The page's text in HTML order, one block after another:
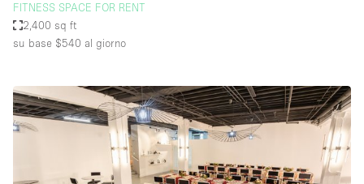
FITNESS SPACE FOR RENT
2,400 sq ft
su base $540 al giorno